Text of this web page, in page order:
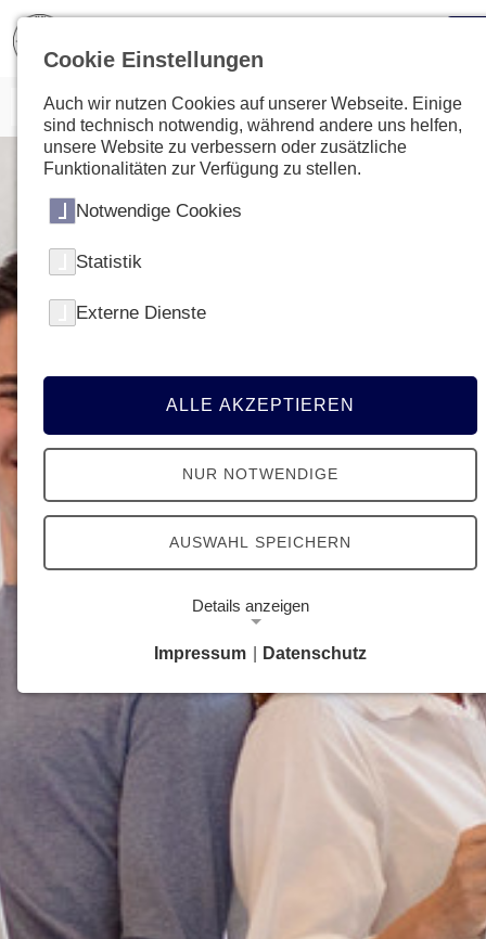
Cookie Einstellungen
Auch wir nutzen Cookies auf unserer Webseite. Einige
sind technisch notwendig, während andere uns helfen,
unsere Website zu verbessern oder zusätzliche
Funktionalitäten zur Verfügung zu stellen.
Notwendige Cookies
Statistik
Externe Dienste
ALLE AKZEPTIEREN
NUR NOTWENDIGE
AUSWAHL SPEICHERN
Details anzeigen
Notwendige Cookies ermöglichen grundlegende
Funktionen und sind für die einwandfreie Funktion
der Website erforderlich.
Google Analytics Opt-Out-Cookie
Name:
gaOptout
Dieser Cookie speichert die gewählte
Impressum Datenschutz